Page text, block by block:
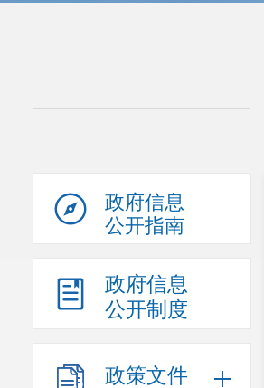
政府信息
公开指南
政府信息
公开制度
政策文件